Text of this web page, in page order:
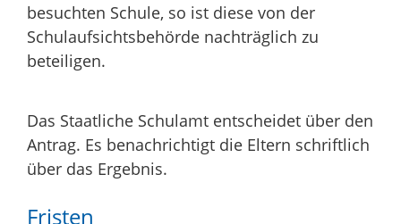
besuchten Schule, so ist diese von der
Schulaufsichtsbehörde nachträglich zu
beteiligen.
Das Staatliche Schulamt entscheidet über den
Antrag. Es benachrichtigt die Eltern schriftlich
über das Ergebnis.
Fristen